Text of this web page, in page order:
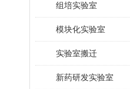
组培实验室
模块化实验室
实验室搬迁
新药研发实验室